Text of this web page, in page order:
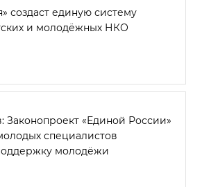
создаст единую систему
и молодёжных НКО
Законопроект «Единой России»
специалистов
молодёжи